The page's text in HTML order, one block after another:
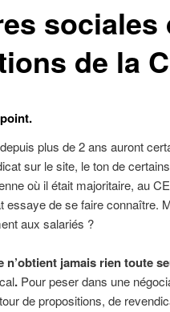
sociales
de la
plus de 2 ans auront
sur le site, le ton de
où il était majoritaire, au
de se faire connaître.
aux salariés ?
jamais rien toute
.Pour peser dans une
de propositions, de